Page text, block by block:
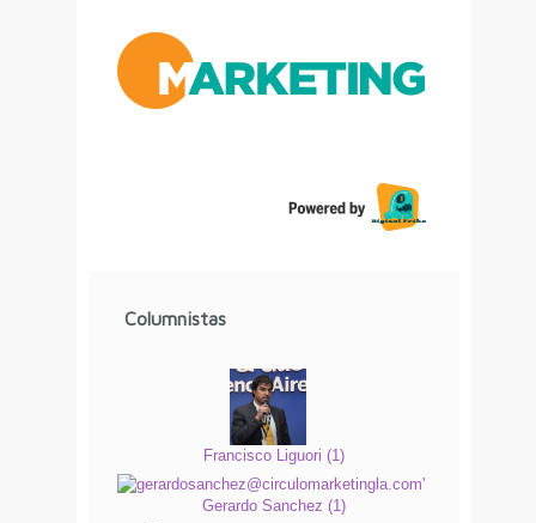
Columnistas
Francisco Liguori (1)
Gerardo Sanchez (1)